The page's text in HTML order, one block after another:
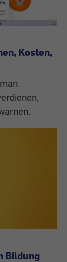
Kosten,
Bildung